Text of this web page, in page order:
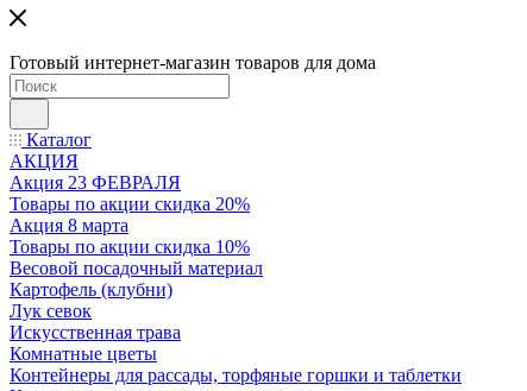
Готовый интернет-магазин товаров для дома
Каталог
АКЦИЯ
Акция 23 ФЕВРАЛЯ
Товары по акции скидка 20%
Акция 8 марта
Товары по акции скидка 10%
Весовой посадочный материал
Картофель (клубни)
Лук севок
Искусственная трава
Комнатные цветы
Контейнеры для рассады, торфяные горшки и таблетки